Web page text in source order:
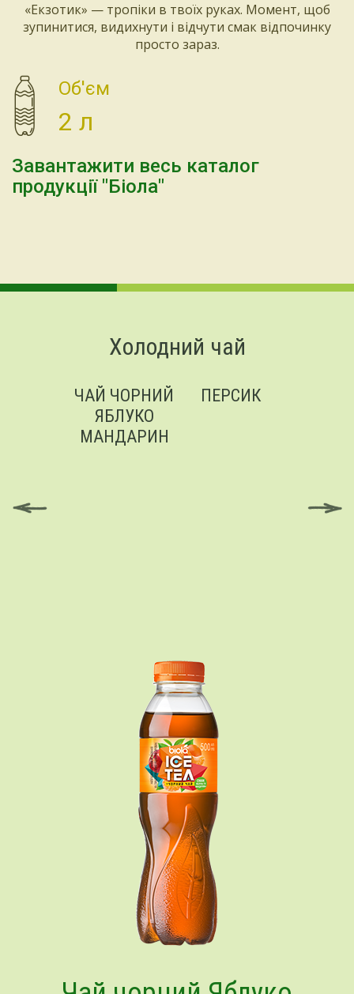
«Екзотик» — тропіки в твоїх руках. Момент, щоб
зупинитися, видихнути і відчути смак відпочинку
просто зараз.
Об'єм
2 л
Завантажити весь каталог
продукції "Біола"
Холодний чай
ЧАЙ ЧОРНИЙ
ЯБЛУКО
МАНДАРИН
ПЕРСИК